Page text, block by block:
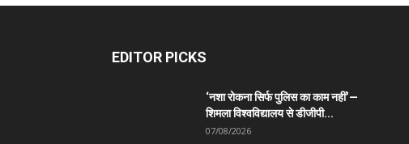
EDITOR PICKS
‘नशा रोकना सिर्फ पुलिस का काम नहीं’—
शिमला विश्वविद्यालय से डीजीपी...
07/08/2026